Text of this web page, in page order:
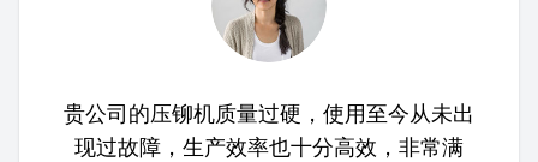
贵公司的压铆机质量过硬，使用至今从未出
现过故障，生产效率也十分高效，非常满